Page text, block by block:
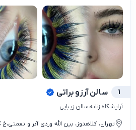
1 سالن آرزو براتی
آرایشگاه زنانه سالن زیبایی
تهران، کلاهدوز، بین الله وردی آذر و